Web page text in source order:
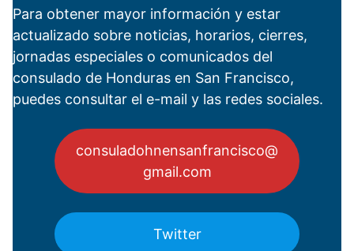
Para obtener mayor información y estar
actualizado sobre noticias, horarios, cierres,
jornadas especiales o comunicados del
consulado de Honduras en San Francisco,
puedes consultar el e-mail y las redes sociales.
consuladohnensanfrancisco@
gmail.com
Twitter